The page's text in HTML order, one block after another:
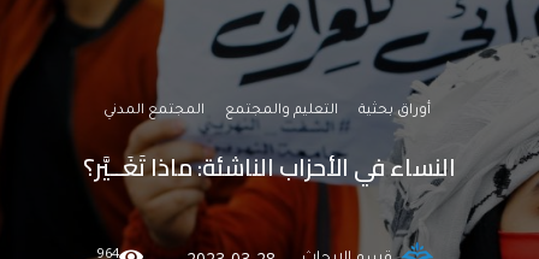
أوراق بحثية التعليم والمجتمع المجتمع المدني
النساء في الأحزاب الناشئة: ماذا تَغَــيَّر؟
964